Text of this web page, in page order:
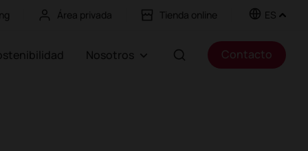
Área privada Tienda online ES
Nosotros Contacto